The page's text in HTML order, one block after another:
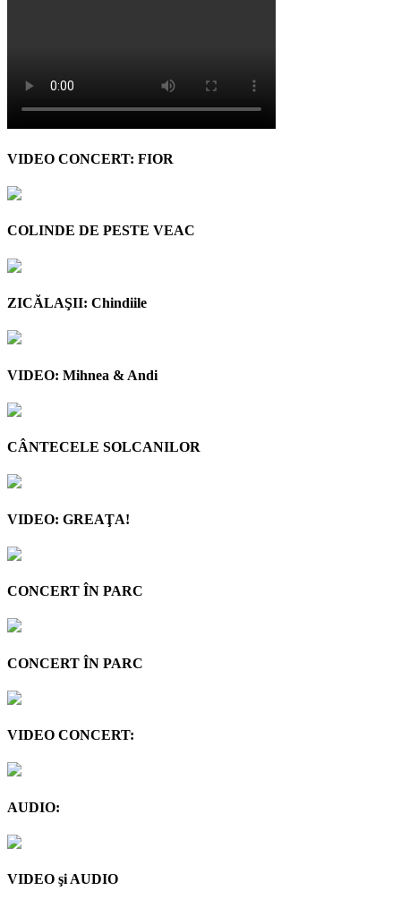
VIDEO CONCERT: FIOR
COLINDE DE PESTE VEAC
ZICĂLAŞII: Chindiile
VIDEO: Mihnea & Andi
CÂNTECELE SOLCANILOR
VIDEO: GREAŢA!
CONCERT ÎN PARC
CONCERT ÎN PARC
VIDEO CONCERT:
AUDIO:
VIDEO şi AUDIO